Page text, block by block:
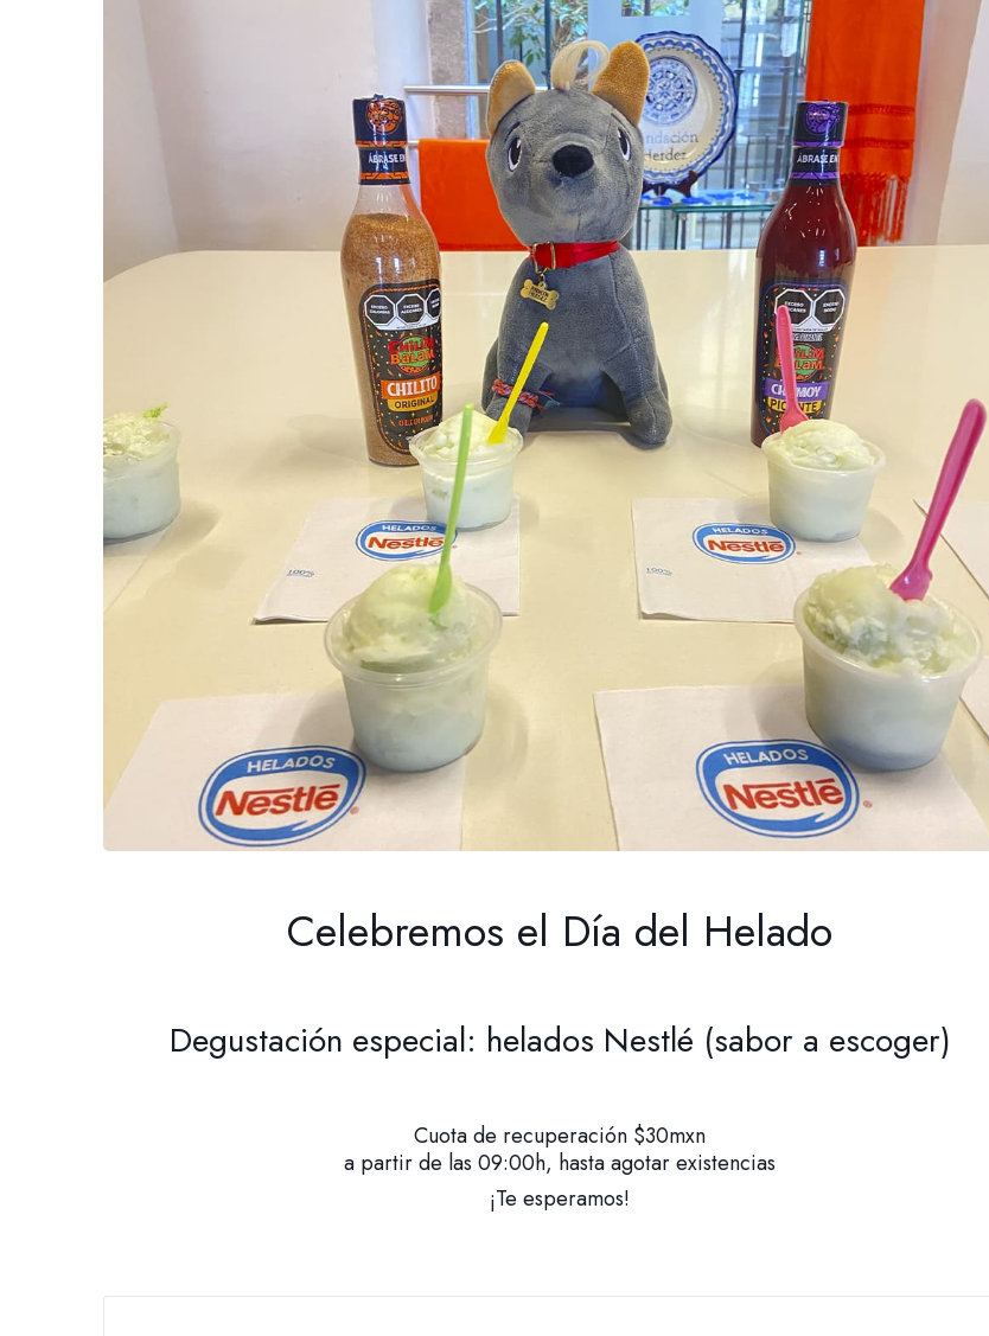
Celebremos el Día del Helado
Degustación especial: helados Nestlé (sabor a escoger)
Cuota de recuperación $30mxn
a partir de las 09:00h, hasta agotar existencias
¡Te esperamos!